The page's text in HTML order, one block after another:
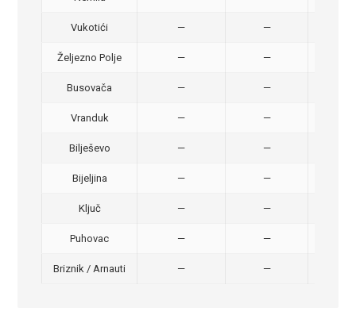
Vukotići — —
Željezno Polje — —
Busovača — —
Vranduk — —
Bilješevo — —
Bijeljina — —
Ključ — —
Puhovac — —
Briznik / Arnauti — —